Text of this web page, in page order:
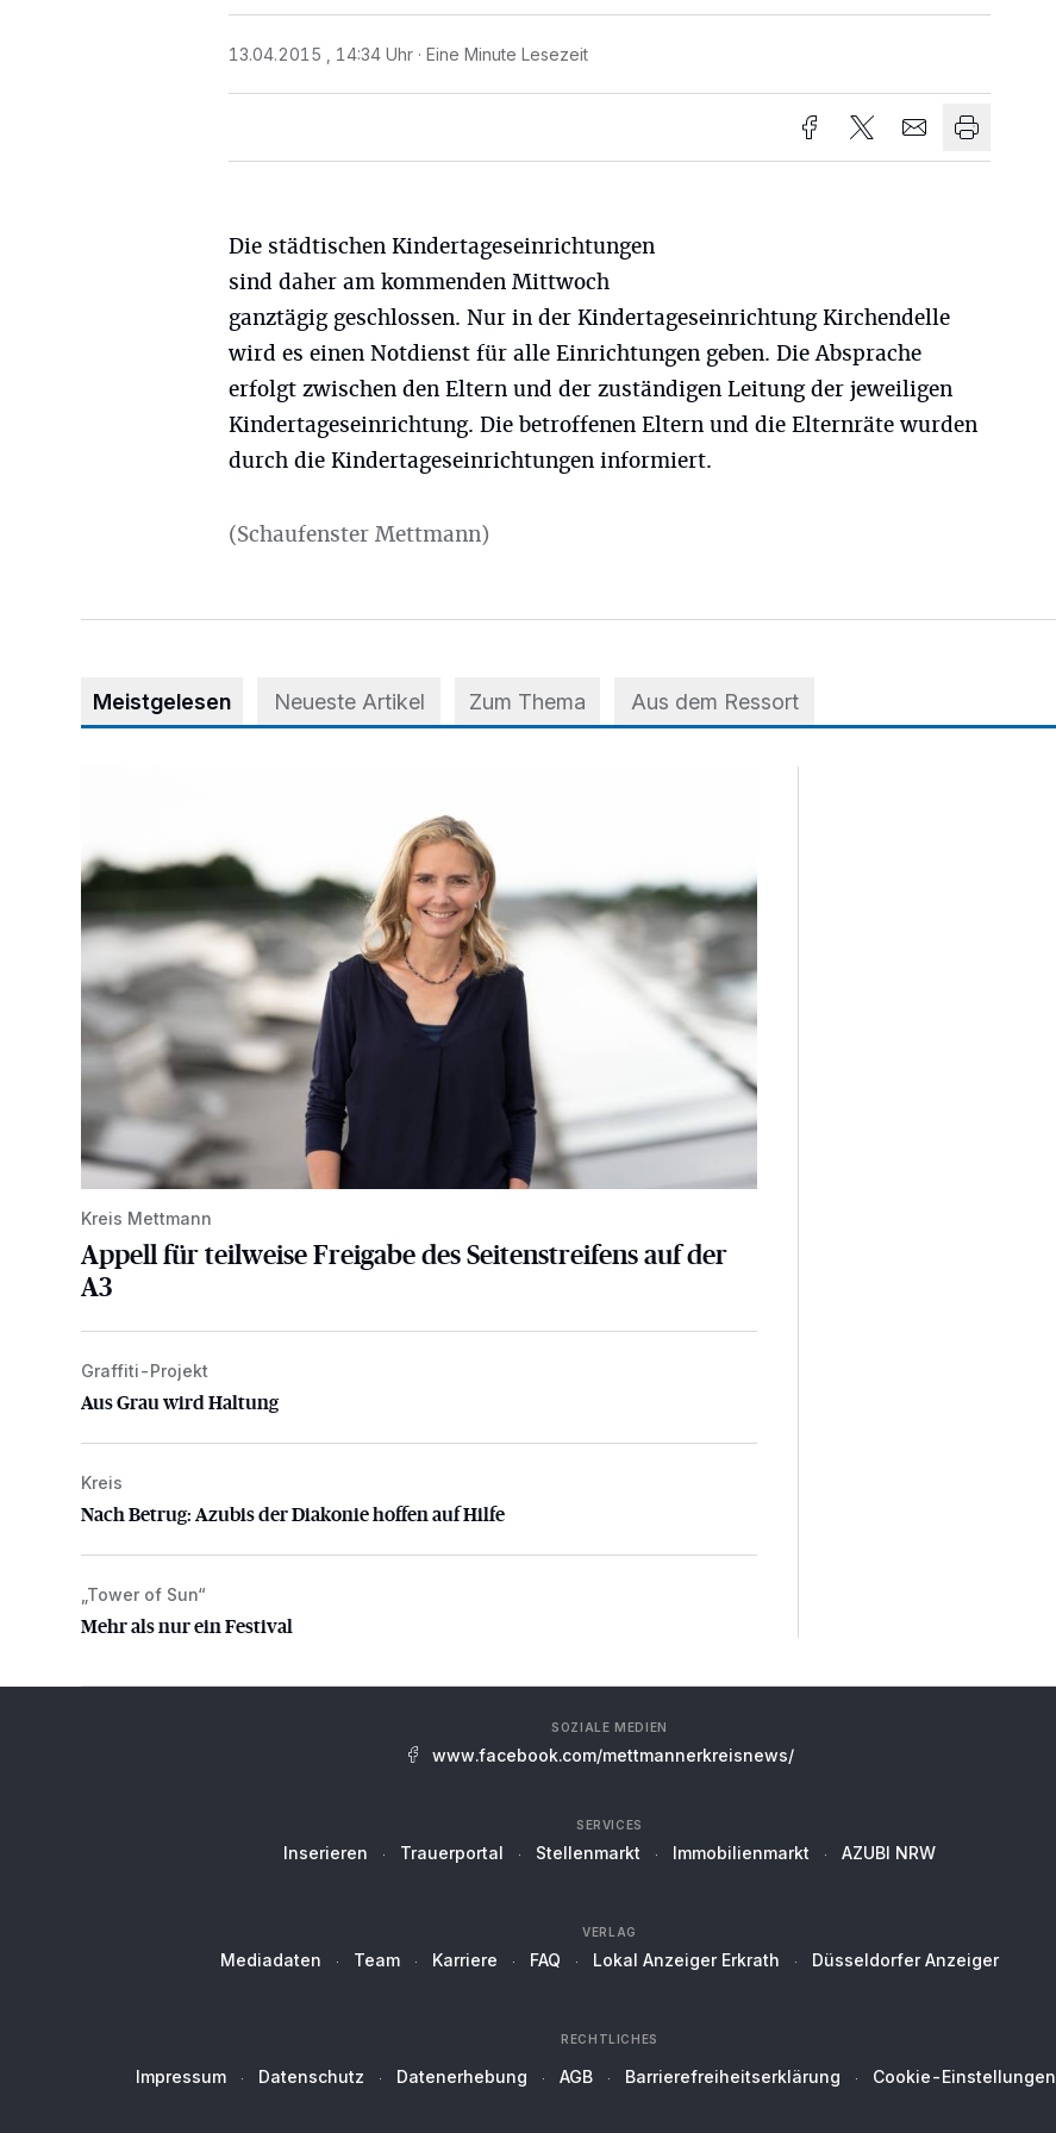
13.04.2015 , 14:34 Uhr Eine Minute Lesezeit
Die städtischen Kindertageseinrichtungen
sind daher am kommenden Mittwoch
ganztägig geschlossen. Nur in der Kindertageseinrichtung Kirchendelle
wird es einen Notdienst für alle Einrichtungen geben. Die Absprache
erfolgt zwischen den Eltern und der zuständigen Leitung der jeweiligen
Kindertageseinrichtung. Die betroffenen Eltern und die Elternräte wurden
durch die Kindertageseinrichtungen informiert.
(Schaufenster Mettmann)
Meistgelesen Neueste Artikel Zum Thema Aus dem Ressort
Kreis Mettmann
Appell für teilweise Freigabe des Seitenstreifens auf der
A3
Aus Grau wird Haltung
Graffiti-Projekt
Aus Grau wird Haltung
Nach Betrug: Azubis der Diakonie hoffen auf Hilfe
Kreis
Nach Betrug: Azubis der Diakonie hoffen auf Hilfe
Mehr als nur ein Festival
„Tower of Sun“
Mehr als nur ein Festival
SOZIALE MEDIEN
www.facebook.com/mettmannerkreisnews/
SERVICES
Inserieren Trauerportal Stellenmarkt Immobilienmarkt AZUBI NRW
VERLAG
Mediadaten Team Karriere FAQ Lokal Anzeiger Erkrath Düsseldorfer Anzeiger
RECHTLICHES
Impressum Datenschutz Datenerhebung AGB Barrierefreiheitserklärung Cookie-Einstellungen